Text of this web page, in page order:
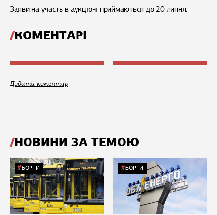
Заяви на участь в аукціоні приймаються до 20 липня.
КОМЕНТАРІ
Додати коментар
НОВИНИ ЗА ТЕМОЮ
БОРГИ БОРГИ